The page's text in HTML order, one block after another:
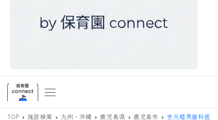
TOP 施設検索 九州・沖縄 鹿児島県 鹿児島市
吉元睦男歯科医